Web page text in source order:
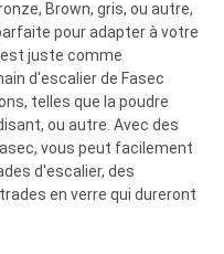
Brown, gris, ou autre,
pour adapter à votre
juste comme
d'escalier de Fasec
telles que la poudre
ou autre. Avec des
vous peut facilement
d'escalier, des
en verre qui dureront